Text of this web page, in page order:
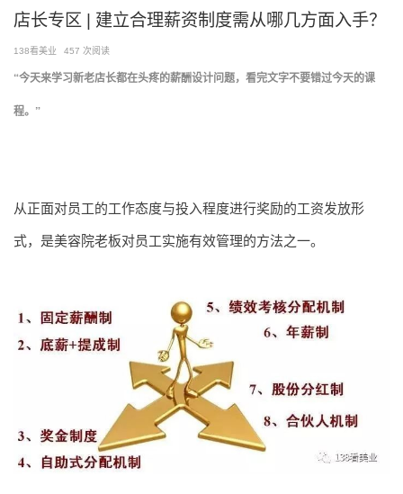
店长专区 | 建立合理薪资制度需从哪几方面入手？
138看美业 457 次阅读
“今天来学习新老店长都在头疼的薪酬设计问题，看完文字不要错过今天的课
程。”
从正面对员工的工作态度与投入程度进行奖励的工资发放形
式，是美容院老板对员工实施有效管理的方法之一。